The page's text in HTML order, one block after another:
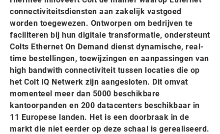
connectiviteitsdiensten aan zakelijk vastgoed
worden toegewezen. Ontworpen om bedrijven te
faciliteren bij hun digitale transformatie, ondersteunt
Colts Ethernet On Demand dienst dynamische, real-
time bestellingen, toewijzingen en aanpassingen van
high bandwith connectiviteit tussen locaties die op
het Colt IQ Netwerk zijn aangesloten. Dit omvat
momenteel meer dan 5000 beschikbare
kantoorpanden en 200 datacenters beschikbaar in
11 Europese landen. Het is een doorbraak in de
markt die niet eerder op deze schaal is gerealiseerd.